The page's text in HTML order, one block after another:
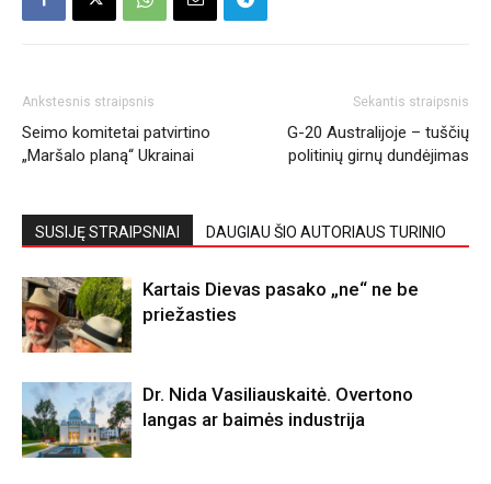
Ankstesnis straipsnis
Seimo komitetai patvirtino
„Maršalo planą“ Ukrainai
Sekantis straipsnis
G-20 Australijoje – tuščių
politinių girnų dundėjimas
SUSIJĘ STRAIPSNIAI DAUGIAU ŠIO AUTORIAUS TURINIO
Kartais Dievas pasako „ne“ ne be
priežasties
Dr. Nida Vasiliauskaitė. Overtono
langas ar baimės industrija